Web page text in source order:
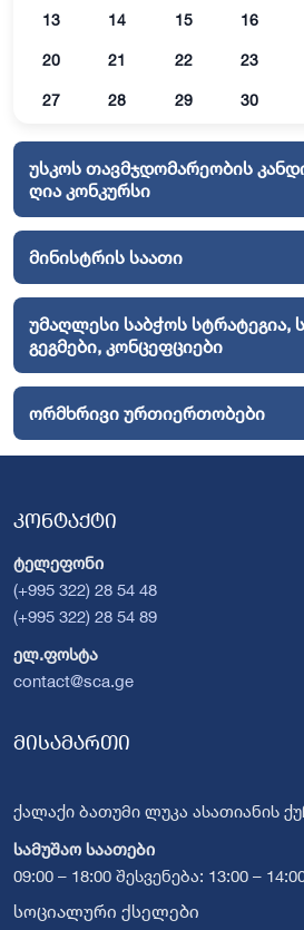
13 14 15 16
20 21 22 23
27 28 29 30
უსკოს თავმჯდომარეობის
ღია კონკურსი
მინისტრის საათი
უმაღლესი საბჭოს სტრატეგია,
გეგმები, კონცეფციები
ორმხრივი ურთიერთობები
კონტაქტი
ტელეფონი
(+995 322) 28 54 48
(+995 322) 28 54 89
ელ.ფოსტა
contact@sca.ge
მისამართი
ქალაქი ბათუმი ლუკა ასათიანის
სამუშაო საათები
09:00 – 18:00 შესვენება: 13:00 –
სოციალური ქსელები